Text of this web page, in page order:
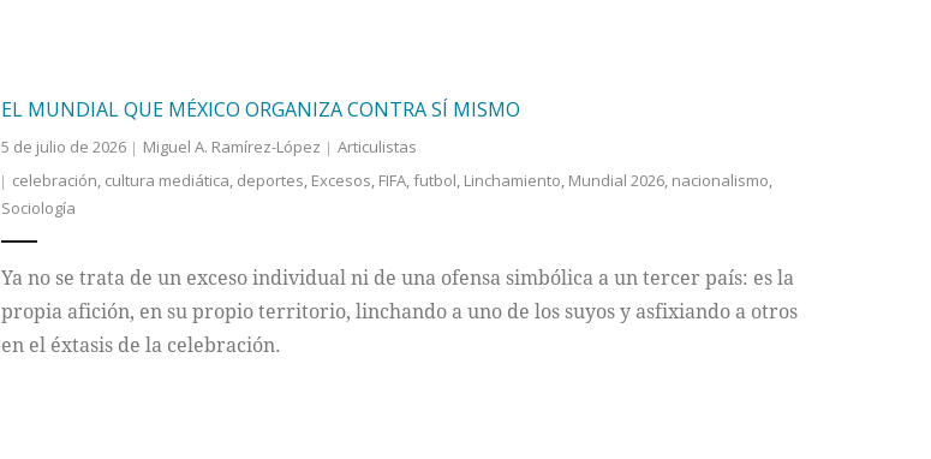
EL MUNDIAL QUE MÉXICO ORGANIZA CONTRA SÍ MISMO
5 de julio de 2026 Miguel A. Ramírez-López
Articulistas
celebración cultura mediática deportes Excesos FIFA, futbol Linchamiento Mundial 2026, nacionalismo
Sociología
Ya no se trata de un exceso individual ni de una ofensa simbólica a un tercer país: es la
propia afición, en su propio territorio, linchando a uno de los suyos y asfixiando a otros
en el éxtasis de la celebración.